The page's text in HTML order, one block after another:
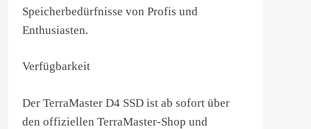
Speicherbedürfnisse von Profis und
Enthusiasten.
Verfügbarkeit
Der TerraMaster D4 SSD ist ab sofort über
den offiziellen TerraMaster-Shop und